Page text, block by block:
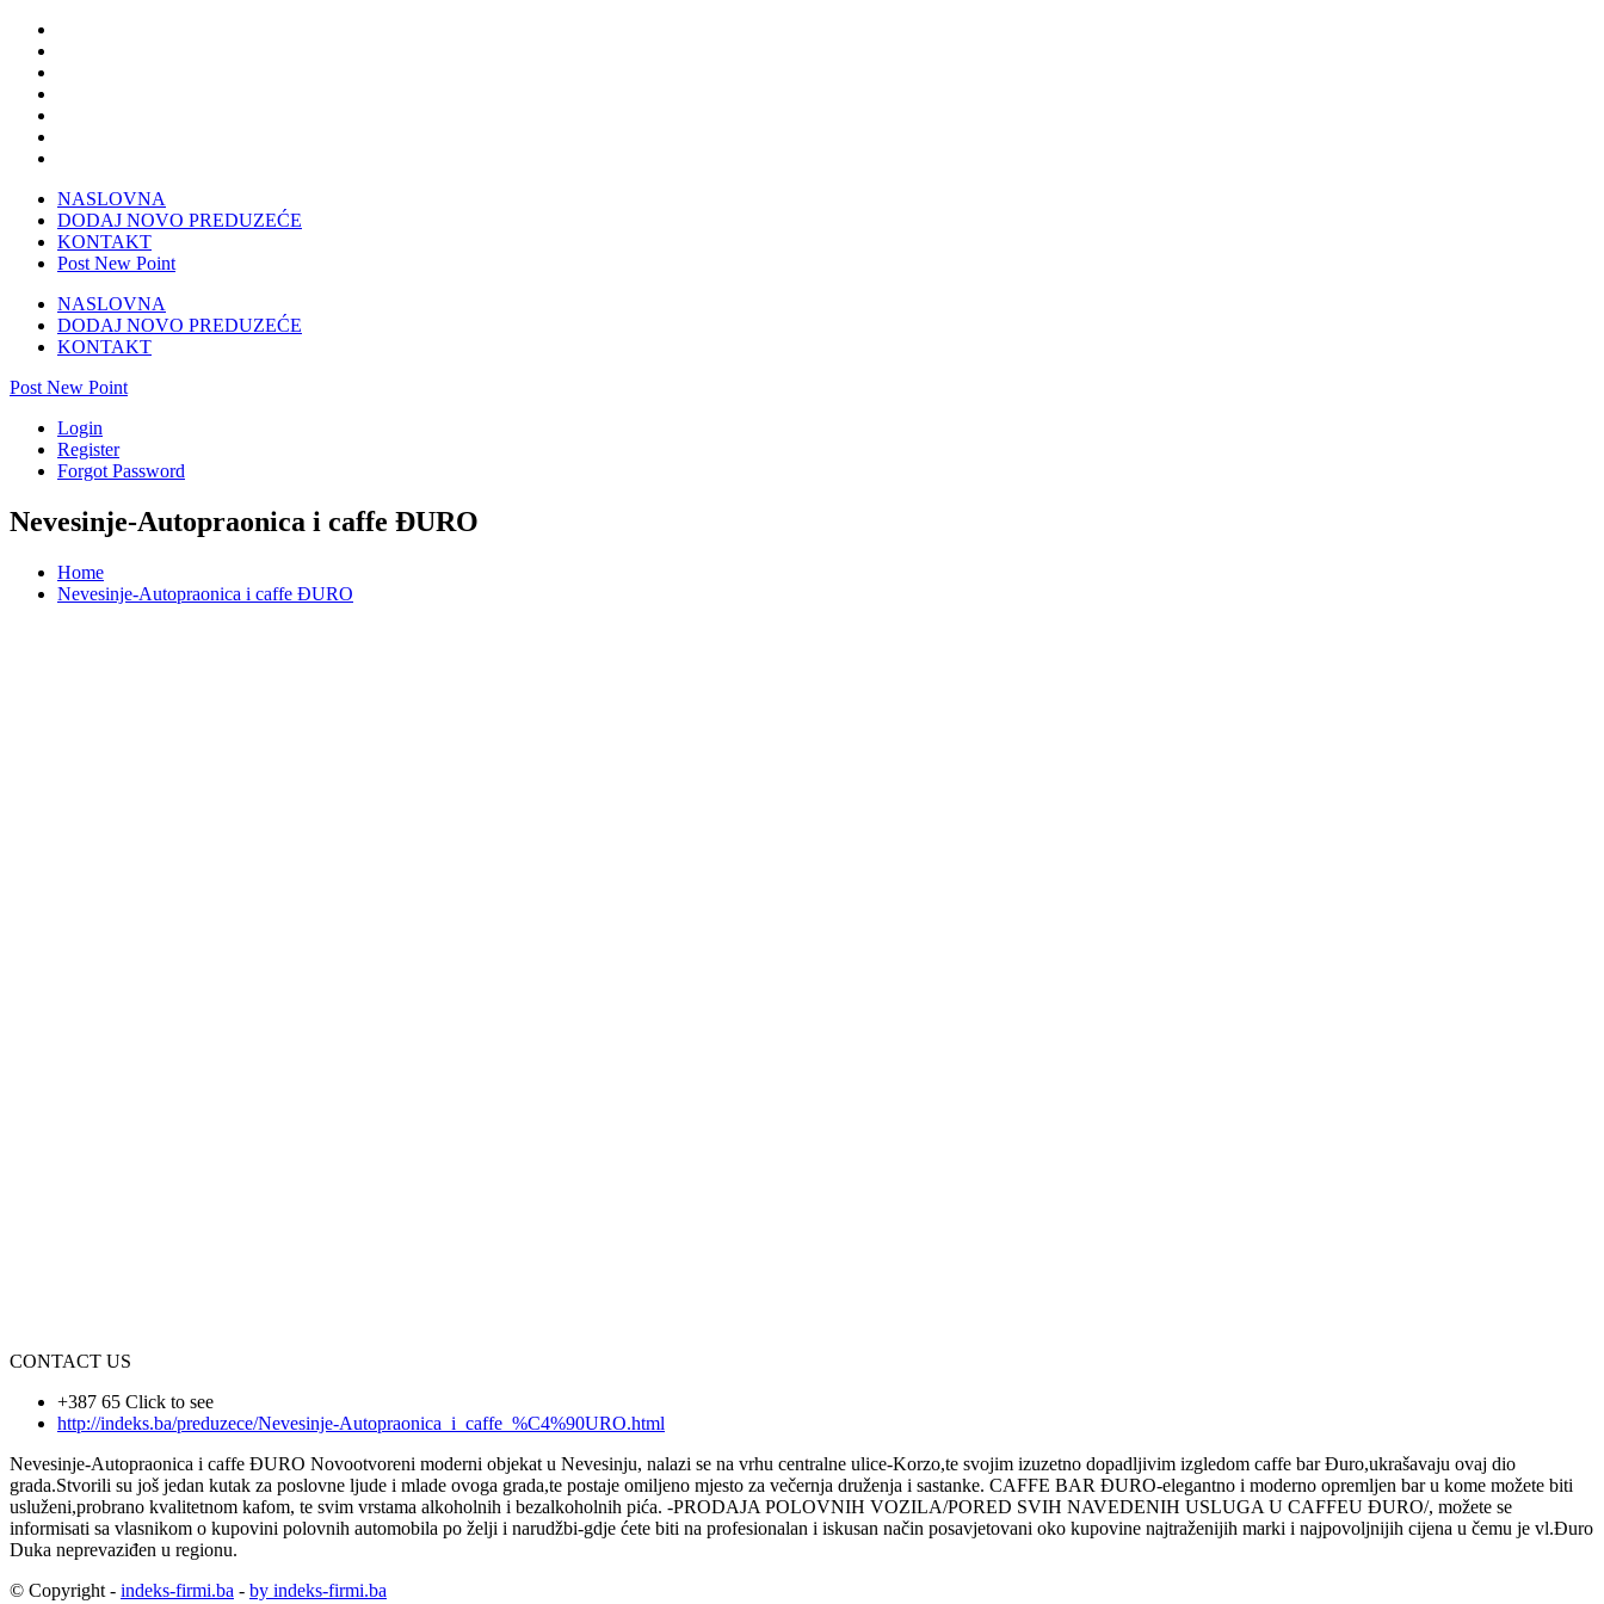
NASLOVNA
DODAJ NOVO PREDUZEĆE
KONTAKT
Post New Point
NASLOVNA
DODAJ NOVO PREDUZEĆE
KONTAKT
Post New Point
Login
Register
Forgot Password
Nevesinje-Autopraonica i caffe ĐURO
Home
Nevesinje-Autopraonica i caffe ĐURO
CONTACT US
+387 65 Click to see
http://indeks.ba/preduzece/Nevesinje-Autopraonica_i_caffe_%C4%90URO.html
Nevesinje-Autopraonica i caffe ĐURO Novootvoreni moderni objekat u Nevesinju, nalazi se na vrhu centralne ulice-Korzo,te svojim izuzetno dopadljivim izgledom caffe bar Đuro,ukrašavaju ovaj dio
grada.Stvorili su još jedan kutak za poslovne ljude i mlade ovoga grada,te postaje omiljeno mjesto za večernja druženja i sastanke. CAFFE BAR ĐURO-elegantno i moderno opremljen bar u kome možete biti
usluženi,probrano kvalitetnom kafom, te svim vrstama alkoholnih i bezalkoholnih pića. -PRODAJA POLOVNIH VOZILA/PORED SVIH NAVEDENIH USLUGA U CAFFEU ĐURO/, možete se
informisati sa vlasnikom o kupovini polovnih automobila po želji i narudžbi-gdje ćete biti na profesionalan i iskusan način posavjetovani oko kupovine najtraženijih marki i najpovoljnijih cijena u čemu je vl.Đuro
Duka neprevaziđen u regionu.
© Copyright - indeks-firmi.ba - by indeks-firmi.ba